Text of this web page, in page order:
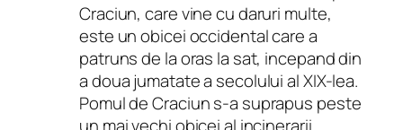
Craciun, care vine cu daruri multe,
este un obicei occidental care a
patruns de la oras la sat, incepand din
a doua jumatate a secolului al XIX-lea.
Pomul de Craciun s-a suprapus peste
un mai vechi obicei al incinerarii